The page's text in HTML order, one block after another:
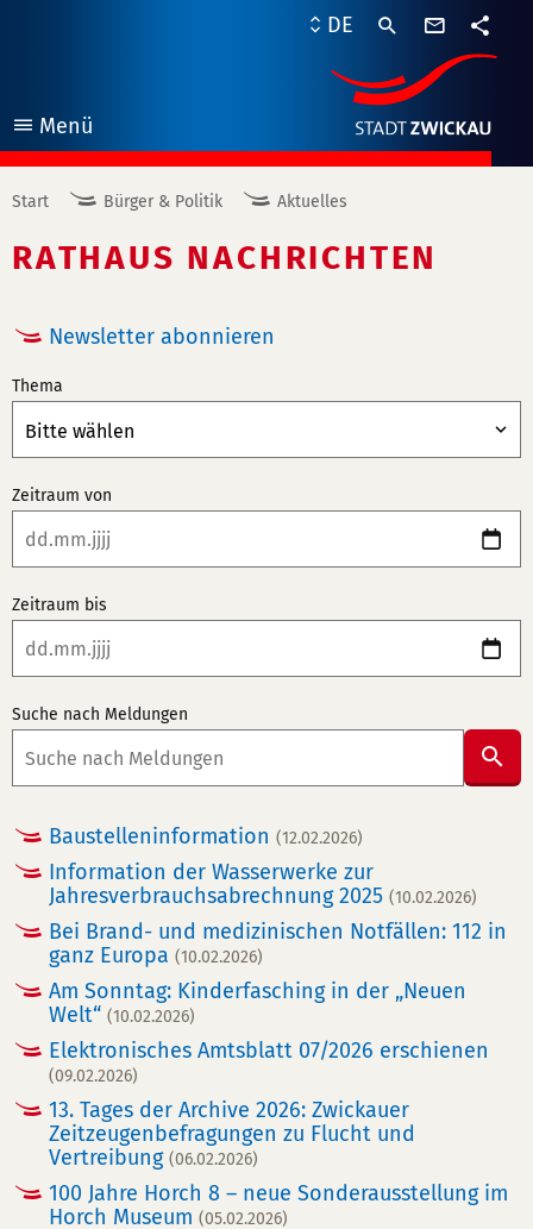
Menü
öffnen
DE
Start Bürger & Politik Aktuelles
RATHAUS NACHRICHTEN
Newsletter abonnieren
Thema
Zeitraum von
Zeitraum bis
Suche nach Meldungen
Baustelleninformation (12.02.2026)
Information der Wasserwerke zur
Jahresverbrauchsabrechnung 2025 (10.02.2026)
Bei Brand- und medizinischen Notfällen: 112 in
ganz Europa (10.02.2026)
Am Sonntag: Kinderfasching in der „Neuen
Welt“ (10.02.2026)
Elektronisches Amtsblatt 07/2026 erschienen
(09.02.2026)
13. Tages der Archive 2026: Zwickauer
Zeitzeugenbefragungen zu Flucht und
Vertreibung (06.02.2026)
100 Jahre Horch 8 – neue Sonderausstellung im
Horch Museum (05.02.2026)